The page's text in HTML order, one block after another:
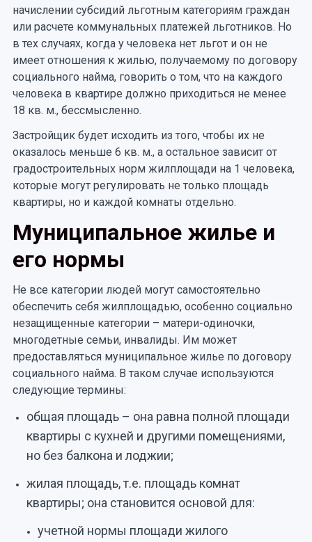
начислении субсидий льготным категориям граждан
или расчете коммунальных платежей льготников. Но
в тех случаях, когда у человека нет льгот и он не
имеет отношения к жилью, получаемому по договору
социального найма, говорить о том, что на каждого
человека в квартире должно приходиться не менее
18 кв. м., бессмысленно.
Застройщик будет исходить из того, чтобы их не
оказалось меньше 6 кв. м., а остальное зависит от
градостроительных норм жилплощади на 1 человека,
которые могут регулировать не только площадь
квартиры, но и каждой комнаты отдельно.
Муниципальное жилье и
его нормы
Не все категории людей могут самостоятельно
обеспечить себя жилплощадью, особенно социально
незащищенные категории – матери-одиночки,
многодетные семьи, инвалиды. Им может
предоставляться муниципальное жилье по договору
социального найма. В таком случае используются
следующие термины:
общая площадь – она равна полной площади
квартиры с кухней и другими помещениями,
но без балкона и лоджии;
жилая площадь, т.е. площадь комнат
квартиры; она становится основой для:
учетной нормы площади жилого